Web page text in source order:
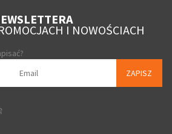
I NOWOŚCIACH
ZAPISZ